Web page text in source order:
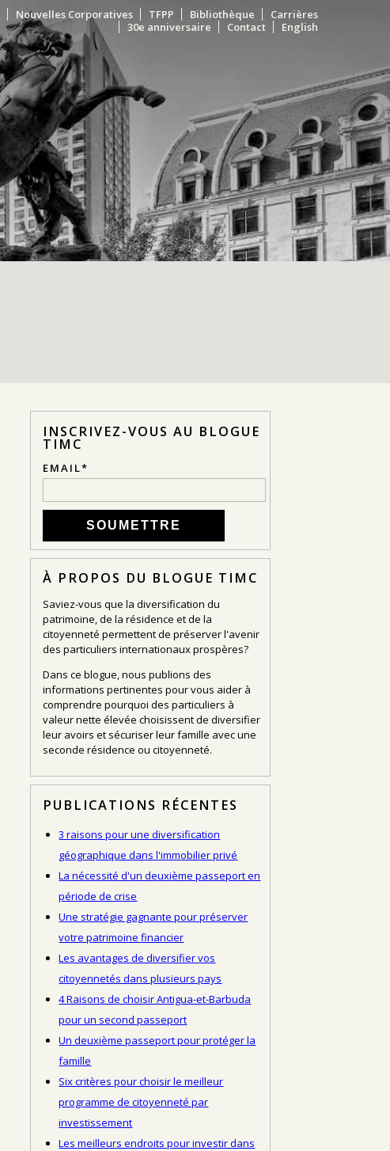
Nouvelles Corporatives TFPP Bibliothèque
Carrières
30e anniversaire
Contact English
INSCRIVEZ-VOUS AU BLOGUE
TIMC
EMAIL*
À PROPOS DU BLOGUE TIMC
Saviez-vous que la diversification du
patrimoine, de la résidence et de la
citoyenneté permettent de préserver l'avenir
des particuliers internationaux prospères?
Dans ce blogue, nous publions des
informations pertinentes pour vous aider à
comprendre pourquoi des particuliers à
valeur nette élevée choisissent de diversifier
leur avoirs et sécuriser leur famille avec une
seconde résidence ou citoyenneté.
PUBLICATIONS RÉCENTES
3 raisons pour une diversification
géographique dans l'immobilier privé
La nécessité d'un deuxième passeport en
période de crise
Une stratégie gagnante pour préserver
votre patrimoine financier
Les avantages de diversifier vos
citoyennetés dans plusieurs pays
4 Raisons de choisir Antigua-et-Barbuda
pour un second passeport
Un deuxième passeport pour protéger la
famille
Six critères pour choisir le meilleur
programme de citoyenneté par
investissement
Les meilleurs endroits pour investir dans